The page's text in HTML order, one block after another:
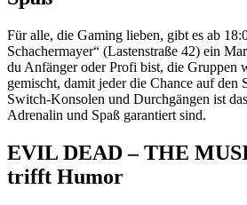
Für alle, die Gaming lieben, gibt es ab
Schachermayer“ (Lastenstraße 42) ein
du Anfänger oder Profi bist, die Gruppen
gemischt, damit jeder die Chance auf den
Switch-Konsolen und Durchgängen ist
Adrenalin und Spaß garantiert sind.
EVIL DEAD – THE
trifft Humor